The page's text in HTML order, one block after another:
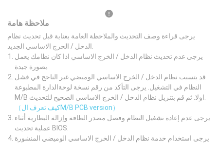
ملاحظة هامة
يرجى قراءة وصف التحديث والملاحظة العامة بعناية قبل تحديث نظام
يرجى عدم تحديث نظام الدخل / الخرج الاساسي اذا كان نظامك يعمل
قد يتسبب نظام الدخل / الخرج الاساسي الوميضي غير الناجح في فشل
النظام في التشغيل. يرجى التأكد من رقم نسخة لوحةالدارة المطبوعة
（كيف تعرف الM/B PCB version）
يرجى عدم إعادة تشغيل النظام وفصل مصدر الطاقة وإزالة البطارية أثناء
عملية تحديث BIOS.
يرجى استخدام خدمة نظام الدخل / الخرج الاساسي الوميضي المنشورة